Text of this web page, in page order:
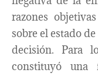
razones
sobre el estado
decisión. Para
constituyó una